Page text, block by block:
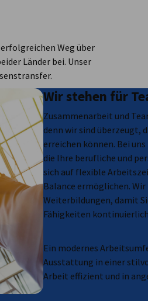
Weg über
Länder bei. Unser
Wir stehen für
Zusammenarbeit und
denn wir sind überzeugt,
erreichen können. Bei
die Ihre berufliche und
sich auf flexible
Balance ermöglichen.
Weiterbildungen, damit
Fähigkeiten
Ein modernes
Ausstattung in einer
Arbeit effizient und in